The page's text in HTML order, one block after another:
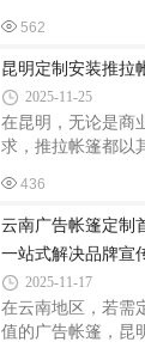
≥IPX4的加厚PVC
定帐篷展开长度（
足球盛宴，不仅以
对决点燃绿茵激情
厂定制的网红篷区
体验空间，成为赛
化篷区：赛事服务
赛点的配套服务商
求，在体育场外围
即便高原初冬的寒
562
昆明定制安装推拉
2025-11-25
在昆明，无论是商
求，推拉帐篷都以
帐篷厂凭借其专业
装推拉帐篷的优选
计、生产、批发、
耕行业多年，积累
富，涵盖救灾帐篷
推拉伸缩折叠篷等
多样化需求。对于
436
云南广告帐篷定制
一站式解决品牌宣
2025-11-17
在云南地区，若需
值的广告帐篷，昆